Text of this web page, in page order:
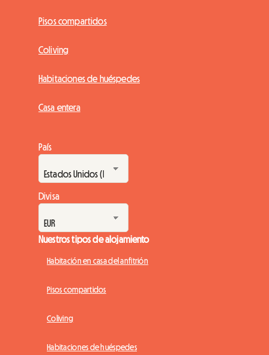
Pisos compartidos
Coliving
Habitaciones de huéspedes
Casa entera
País
Divisa
Nuestros tipos de alojamiento
Habitación en casa del anfitrión
Pisos compartidos
Coliving
Habitaciones de huéspedes